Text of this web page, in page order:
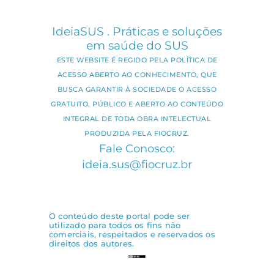
IdeiaSUS . Práticas e soluções
em saúde do SUS
ESTE WEBSITE É REGIDO PELA POLÍTICA DE
ACESSO ABERTO AO CONHECIMENTO, QUE
BUSCA GARANTIR À SOCIEDADE O ACESSO
GRATUITO, PÚBLICO E ABERTO AO CONTEÚDO
INTEGRAL DE TODA OBRA INTELECTUAL
PRODUZIDA PELA FIOCRUZ.
Fale Conosco:
ideia.sus@fiocruz.br
O conteúdo deste portal pode ser
utilizado para todos os fins não
comerciais, respeitados e reservados os
direitos dos autores.